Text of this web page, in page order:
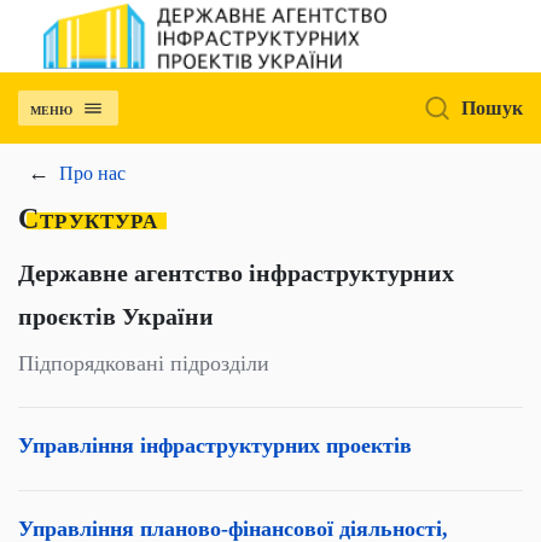
МЕНЮ Пошук
Про нас
Структура
Державне агентство інфраструктурних
проєктів України
Підпорядковані підрозділи
Управління інфраструктурних проектів
Управління планово-фінансової діяльності,